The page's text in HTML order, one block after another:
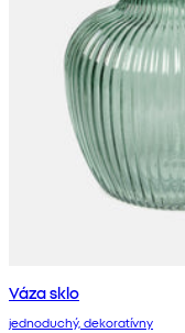
Váza sklo
jednoduchý, dekoratívny